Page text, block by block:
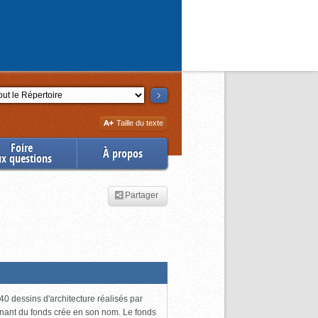
Augmenter
la
Taille du texte
Foire
questions À propos
Partager
dessins d'architecture réalisés par
du fonds crée en son nom. Le fonds